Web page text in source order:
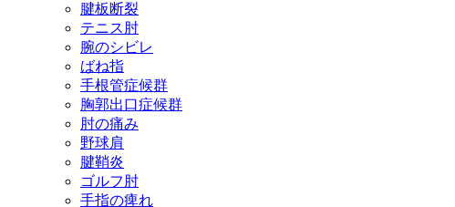
腱板断裂
テニス肘
腕のシビレ
ばね指
手根管症候群
胸郭出口症候群
肘の痛み
野球肩
腱鞘炎
ゴルフ肘
手指の痺れ